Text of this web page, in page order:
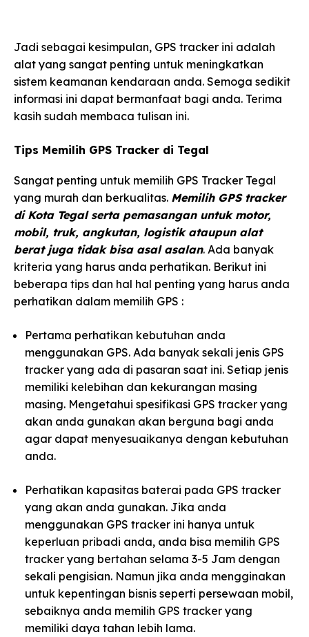
Jadi sebagai kesimpulan, GPS tracker ini adalah
alat yang sangat penting untuk meningkatkan
sistem keamanan kendaraan anda. Semoga sedikit
informasi ini dapat bermanfaat bagi anda. Terima
kasih sudah membaca tulisan ini.
Tips Memilih GPS Tracker di Tegal
Sangat penting untuk memilih GPS Tracker Tegal
yang murah dan berkualitas. Memilih GPS tracker
di Kota Tegal serta pemasangan untuk motor,
mobil, truk, angkutan, logistik ataupun alat
berat juga tidak bisa asal asalan. Ada banyak
kriteria yang harus anda perhatikan. Berikut ini
beberapa tips dan hal hal penting yang harus anda
perhatikan dalam memilih GPS :
Pertama perhatikan kebutuhan anda
menggunakan GPS. Ada banyak sekali jenis GPS
tracker yang ada di pasaran saat ini. Setiap jenis
memiliki kelebihan dan kekurangan masing
masing. Mengetahui spesifikasi GPS tracker yang
akan anda gunakan akan berguna bagi anda
agar dapat menyesuaikanya dengan kebutuhan
anda.
Perhatikan kapasitas baterai pada GPS tracker
yang akan anda gunakan. Jika anda
menggunakan GPS tracker ini hanya untuk
keperluan pribadi anda, anda bisa memilih GPS
tracker yang bertahan selama 3-5 Jam dengan
sekali pengisian. Namun jika anda mengginakan
untuk kepentingan bisnis seperti persewaan mobil,
sebaiknya anda memilih GPS tracker yang
memiliki daya tahan lebih lama.